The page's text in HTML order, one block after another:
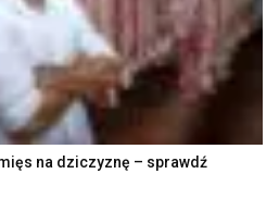
na dziczyznę – sprawdź